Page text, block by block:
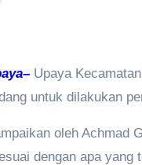
Upaya
untuk dilakukan
oleh Achmad
dengan apa